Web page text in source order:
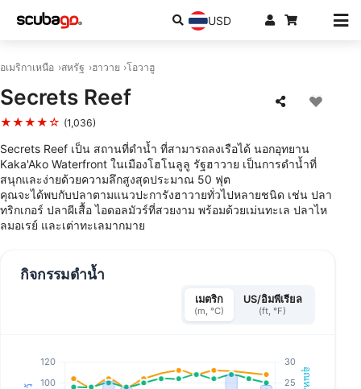
USD
อเมริกาเหนือ สหรัฐ ฮาวาย โอวาฮู
Secrets Reef
★★★★☆ (1,036)
Secrets Reef เป็น สถานที่ดำน้ำ ที่สามารถลงเรือได้ นอกอุทยาน
Kaka'Ako Waterfront ในเมืองโฮโนลูลู รัฐฮาวาย เป็นการดำน้ำที่
สนุกและง่ายด้วยความลึกสูงสุดประมาณ 50 ฟุต
คุณจะได้พบกับปลาตามแนวปะการังฮาวายทั่วไปหลายชนิด เช่น ปลา
ทริกเกอร์ ปลาผีเสื้อ ไอดอลมัวร์ที่สวยงาม พร้อมด้วยเม่นทะเล ปลาไห
ลมอเรย์ และเต่าทะเลมากมาย
กิจกรรมดำน้ำ
เมตริก
(m, °C)
US/อิมพีเรียล
(ft, °F)